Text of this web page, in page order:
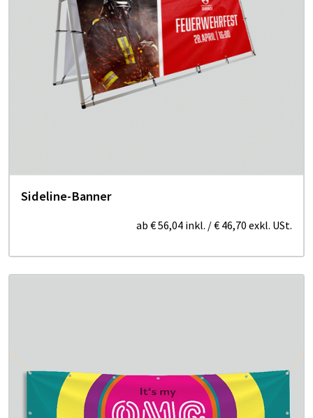
Sideline-Banner
ab € 56,04 inkl. /€ 46,70 exkl. USt.